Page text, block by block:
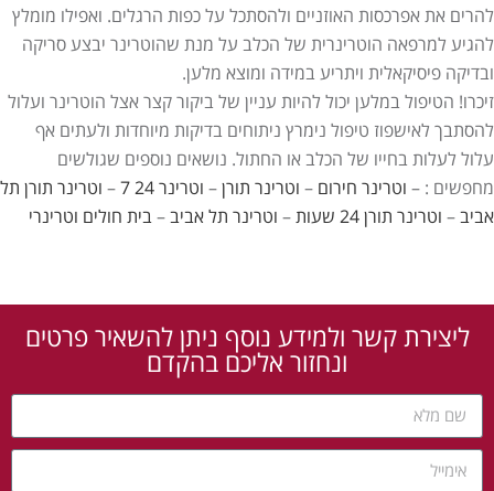
להרים את אפרכסות האוזניים ולהסתכל על כפות הרגלים. ואפילו מומלץ
להגיע למרפאה הוטרינרית של הכלב על מנת שהוטרינר יבצע סריקה
ובדיקה פיסיקאלית ויתריע במידה ומוצא מלען.
זיכרו! הטיפול במלען יכול להיות עניין של ביקור קצר אצל הוטרינר ועלול
להסתבך לאישפוז טיפול נימרץ ניתוחים בדיקות מיוחדות ולעתים אף
עלול לעלות בחייו של הכלב או החתול. נושאים נוספים שגולשים
מחפשים : – וטרינר חירום – וטרינר תורן – וטרינר 24 7 – וטרינר תורן תל
אביב – וטרינר תורן 24 שעות – וטרינר תל אביב – בית חולים וטרינרי
ליצירת קשר ולמידע נוסף ניתן להשאיר פרטים
ונחזור אליכם בהקדם